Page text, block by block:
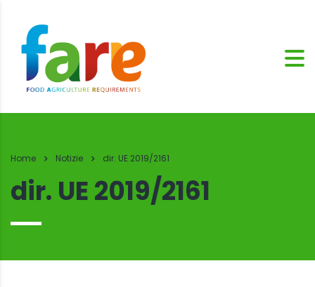
Home Notizie dir. UE 2019/2161
dir. UE 2019/2161